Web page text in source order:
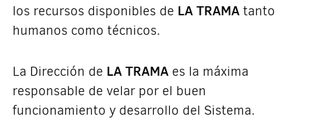
los recursos disponibles de LA TRAMAtanto
humanos como técnicos.
La Dirección de LA TRAMAes la máxima
responsable de velar por el buen
funcionamiento y desarrollo del Sistema.